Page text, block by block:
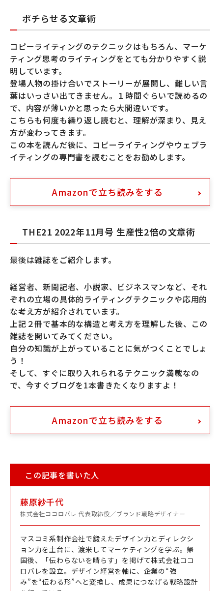
ポチらせる文章術
コピーライティングのテクニックはもちろん、マーケ
ティング思考のライティングをとても分かりやすく説
明しています。
登場人物の掛け合いでストーリーが展開し、難しい言
葉はいっさい出てきません。１時間ぐらいで読めるの
で、内容が薄いかと思ったら大間違いです。
こちらも何度も繰り返し読むと、理解が深まり、見え
方が変わってきます。
この本を読んだ後に、コピーライティングやウェブラ
イティングの専門書を読むことをお勧めします。
Amazonで立ち読みをする
THE21 2022年11月号 生産性2倍の文章術
最後は雑誌をご紹介します。
経営者、新聞記者、小説家、ビジネスマンなど、それ
ぞれの立場の具体的ライティングテクニックや応用的
な考え方が紹介されています。
上記２冊で基本的な構造と考え方を理解した後、この
雑誌を開いてみてください。
自分の知識が上がっていることに気がつくことでしょ
う！
そして、すぐに取り入れられるテクニック満載なの
で、今すぐブログを1本書きたくなりますよ！
Amazonで立ち読みをする
この記事を書いた人
藤原紗千代
株式会社ココロバレ 代表取締役／ブランド戦略デザイナー
マスコミ系制作会社で鍛えたデザイン力とディレクシ
ョン力を土台に、渡米してマーケティングを学ぶ。帰
国後、「伝わらないを晴らす」を掲げて株式会社ココ
ロバレを設立。デザイン経営を軸に、企業の“強
み”を“伝わる形”へと変換し、成果につなげる戦略設計